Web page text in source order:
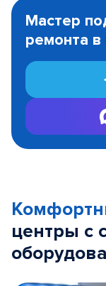
1
Мастер
ремонта в
центры с